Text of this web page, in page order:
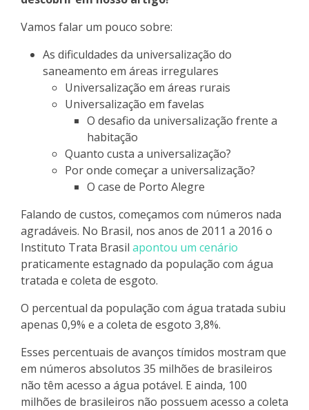
Vamos falar um pouco sobre:
As dificuldades da universalização do
saneamento em áreas irregulares
Universalização em áreas rurais
Universalização em favelas
O desafio da universalização frente a
habitação
Quanto custa a universalização?
Por onde começar a universalização?
O case de Porto Alegre
Falando de custos, começamos com números nada
agradáveis. No Brasil, nos anos de 2011 a 2016 o
Instituto Trata Brasil apontou um cenário
praticamente estagnado da população com água
tratada e coleta de esgoto.
O percentual da população com água tratada subiu
apenas 0,9% e a coleta de esgoto 3,8%.
Esses percentuais de avanços tímidos mostram que
em números absolutos 35 milhões de brasileiros
não têm acesso a água potável. E ainda, 100
milhões de brasileiros não possuem acesso a coleta